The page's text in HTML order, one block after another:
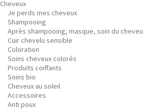
Cheveux
Je perds mes cheveux
Shampooing
Après shampooing, masque, soin du cheveu
Cuir chevelu sensible
Coloration
Soins cheveux colorés
Produits coiffants
Soins bio
Cheveux au soleil
Accessoires
Anti poux